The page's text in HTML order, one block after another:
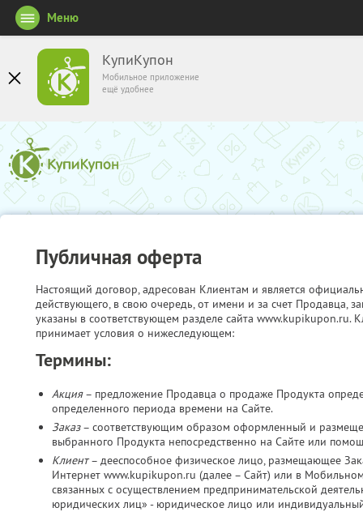
КупиКупон
Мобильное приложение
ещё удобнее
Меню
Публичная оферта
Настоящий договор, адресован Клиентам и является
действующего, в свою очередь, от имени и за счет Продавца,
указаны в соответствующем разделе сайта www.kupikupon.ru.
принимает условия о нижеследующем:
Термины:
Акция– предложение Продавца о продаже Продукта
определенного периода времени на Сайте.
Заказ– соответствующим образом оформленный и
выбранного Продукта непосредственно на Сайте или
Клиент– дееспособное физическое лицо, размещающее
Интернет www.kupikupon.ru (далее – Сайт) или в
связанных с осуществлением предпринимательской
юридических лиц» - юридическое лицо или